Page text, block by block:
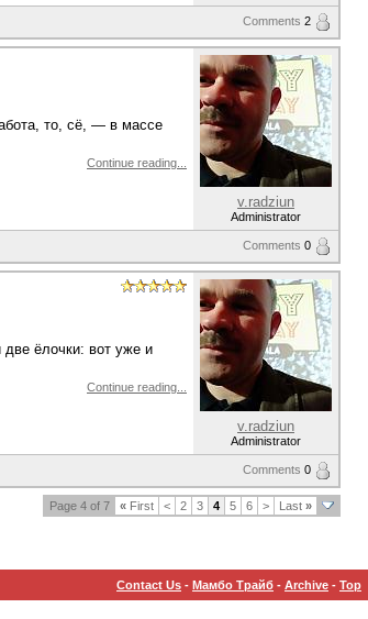
Comments 2
то, сё, — в массе
Continue reading...
v.radziun
Administrator
Comments 0
ёлочки: вот уже и
Continue reading...
v.radziun
Administrator
Comments 0
Page 4 of 7 « First < 2 3 4 5 6 > Last »
Contact Us - Мамбо Трайб - Archive - Top